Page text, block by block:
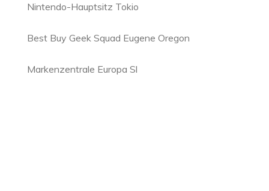
Nintendo-Hauptsitz Tokio
Best Buy Geek Squad Eugene Oregon
Markenzentrale Europa Sl